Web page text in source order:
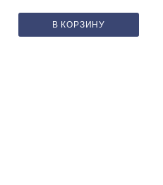
В КОРЗИНУ